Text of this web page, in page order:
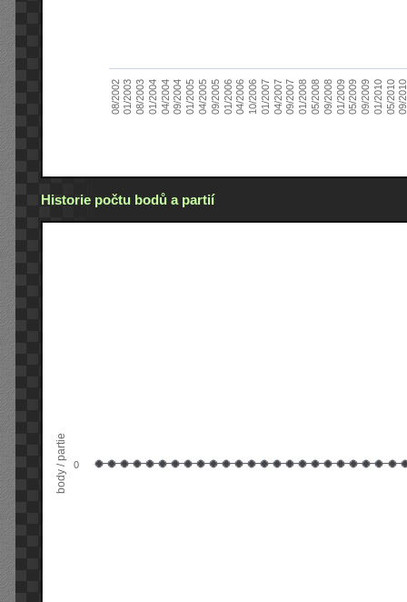
08/200201/200308/200301/200404/200409/200401/200504/200509/200501/200604/200610/200601/200704/200709/200701/200805/200809/200801/200905/200909/200901/201005/201009/
Historie počtu bodů a partií
body / partie 0